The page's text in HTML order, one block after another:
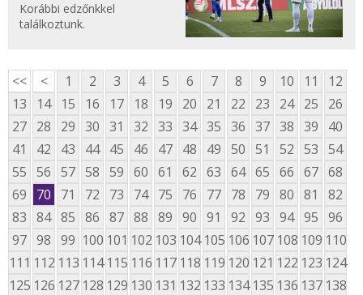
Korábbi edzőnkkel
találkoztunk.
<< < 1 2 3 4 5 6 7 8 9 10 11
12
13
14 15 16 17 18 19 20 21 22 23 24 25
26
27 28 29 30 31 32 33 34 35 36 37 38 39
40
41
42 43 44 45 46 47 48 49 50 51 52 53 54
55 56 57 58 59 60 61 62 63 64 65 66 67 68
69
70 71 72 73 74 75 76 77 78 79 80 81
82
83 84 85 86 87 88 89 90 91 92 93 94 95 96
97 98 99 100 101 102 103 104 105 106 107 108 109 110
111 112 113 114 115 116 117 118 119 120 121 122 123 124
125 126 127 128 129 130 131 132 133 134 135 136 137 138